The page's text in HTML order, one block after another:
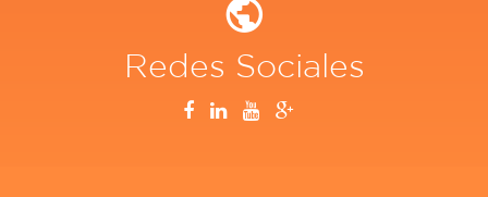
Redes Sociales